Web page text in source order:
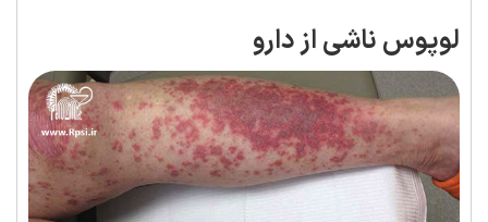
لوپوس ناشی از دارو